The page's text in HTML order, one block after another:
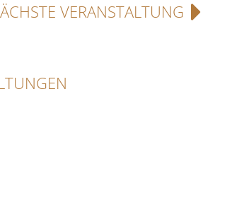
VERANSTALTUNG